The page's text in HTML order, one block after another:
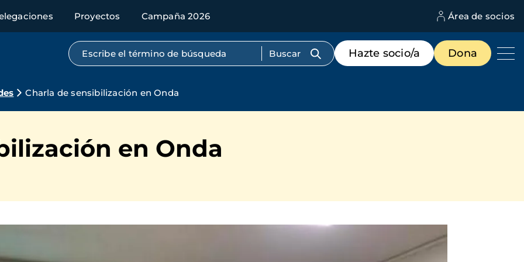
Proyectos Campaña 2026 Área de socios
Búsqueda por texto completo
Menú
de
destacados
Hazte socio/a Dona
Charla de sensibilización en Onda
en Onda